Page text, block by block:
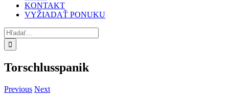
KONTAKT
VYŽIADAŤ PONUKU
Hľadať:
Torschlusspanik
Previous Next